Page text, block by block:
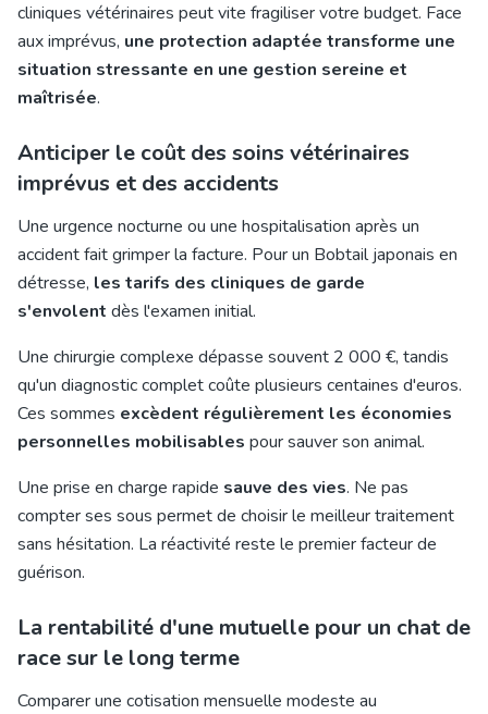
cliniques vétérinaires peut vite fragiliser votre budget. Face
aux imprévus, une protection adaptée transforme une
situation stressante en une gestion sereine et
maîtrisée.
Anticiper le coût des soins vétérinaires
imprévus et des accidents
Une urgence nocturne ou une hospitalisation après un
accident fait grimper la facture. Pour un Bobtail japonais en
détresse, les tarifs des cliniques de garde
s'envolent dès l'examen initial.
Une chirurgie complexe dépasse souvent 2 000 €, tandis
qu'un diagnostic complet coûte plusieurs centaines d'euros.
Ces sommes excèdent régulièrement les économies
personnelles mobilisables pour sauver son animal.
Une prise en charge rapide sauve des vies. Ne pas
compter ses sous permet de choisir le meilleur traitement
sans hésitation. La réactivité reste le premier facteur de
guérison.
La rentabilité d'une mutuelle pour un chat de
race sur le long terme
Comparer une cotisation mensuelle modeste au